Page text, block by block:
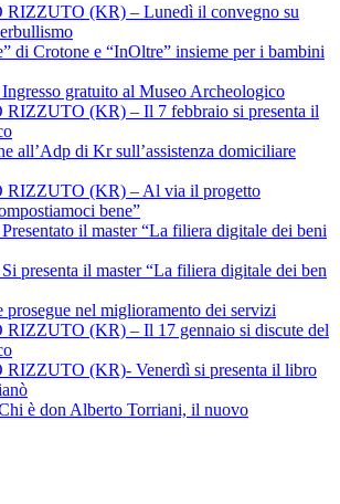
(KR) – Lunedì il convegno su
di Crotone e “InOltre” insieme per i bambini
gratuito al Museo Archeologico
(KR) – Il 7 febbraio si presenta il
all’Adp di Kr sull’assistenza domiciliare
RIZZUTO (KR) – Al via il progetto
bene”
il master “La filiera digitale dei beni
presenta il master “La filiera digitale dei ben
prosegue nel miglioramento dei servizi
(KR) – Il 17 gennaio si discute del
(KR)- Venerdì si presenta il libro
è don Alberto Torriani, il nuovo